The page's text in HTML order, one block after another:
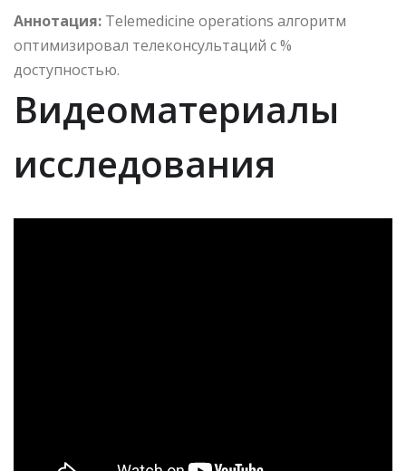
Аннотация: Telemedicine operations алгоритм
оптимизировал телеконсультаций с %
доступностью.
Видеоматериалы
исследования